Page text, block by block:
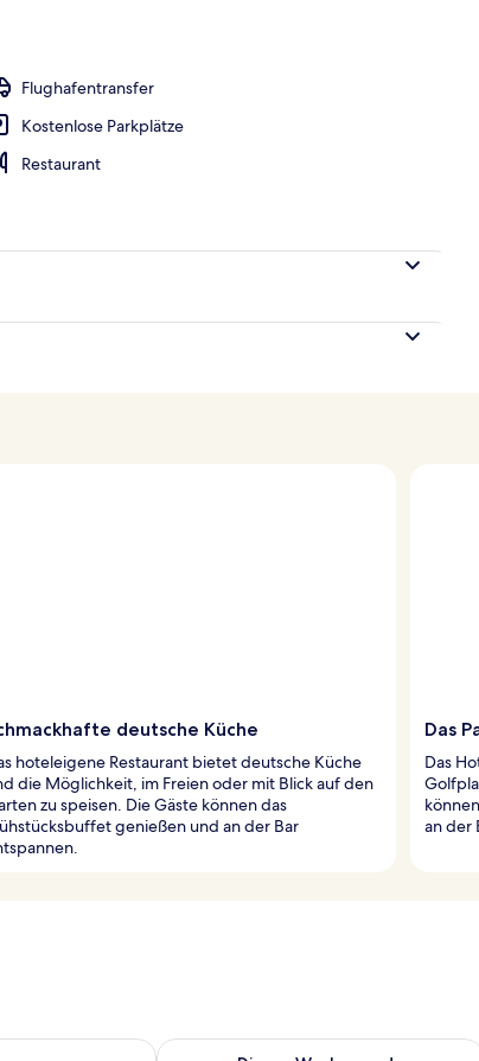
Flughafentransfer
Kostenlose Parkplätze
Restaurant
deutsche Küche
hoteleigene Restaurant bietet deutsche Küche
die Möglichkeit, im Freien oder mit Blick auf den
zu speisen. Die Gäste können das
genießen und an der Bar
Das
Das
an der
für morgen, Aug. 7 - Aug. 8.
Überprüfe die Verfügbarkeit für